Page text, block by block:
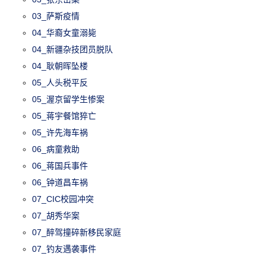
03_萨斯疫情
04_华裔女童溺毙
04_新疆杂技团员脱队
04_耿朝晖坠楼
05_人头税平反
05_渥京留学生惨案
05_蒋宇餐馆猝亡
05_许先海车祸
06_病童救助
06_蒋国兵事件
06_钟道昌车祸
07_CIC校园冲突
07_胡秀华案
07_醉驾撞碎新移民家庭
07_钓友遇袭事件